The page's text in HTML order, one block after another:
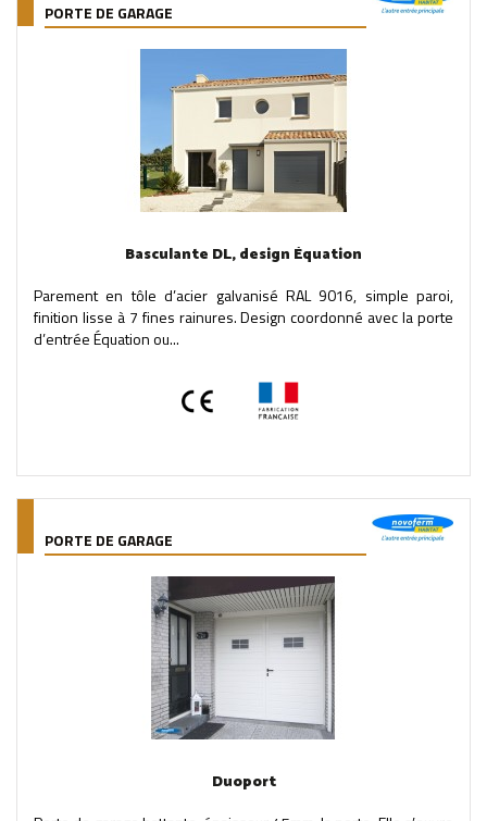
PORTE DE GARAGE
Basculante DL, design Équation
Parement en tôle d’acier galvanisé RAL 9016, simple paroi,
finition lisse à 7 fines rainures. Design coordonné avec la porte
d’entrée Équation ou...
PORTE DE GARAGE
Duoport